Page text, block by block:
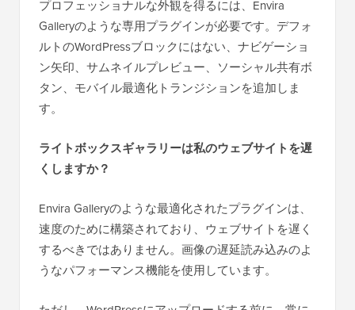
プロフェッショナルな外観を得るには、Envira
Galleryのような専用プラグインが必要です。デフォ
ルトのWordPressブロックにはない、ナビゲーショ
ン矢印、サムネイルプレビュー、ソーシャル共有ボ
タン、モバイル最適化トランジションを追加しま
す。
ライトボックスギャラリーは私のウェブサイトを遅
くしますか？
Envira Galleryのような最適化されたプラグインは、
速度のために構築されており、ウェブサイトを遅く
するべきではありません。画像の遅延読み込みのよ
うなパフォーマンス機能を使用しています。